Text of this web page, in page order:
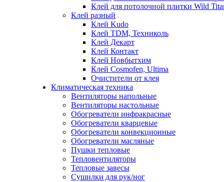
Клей для потолочной плитки Wild
Клей разный
Клей Kudo
Клей TDM, Техниколь
Клей Декарт
Клей Контакт
Клей Новбытхим
Клей Cosmofen, Ultima
Очистители от клея
Климатическая техника
Вентиляторы напольные
Вентиляторы настольные
Обогреватели инфракрасные
Обогреватели кварцевые
Обогреватели конвекционные
Обогреватели масляные
Пушки тепловые
Тепловентиляторы
Тепловые завесы
Сушилки для рук/ног